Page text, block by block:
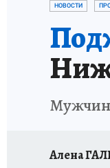
НОВОСТИ
Алена